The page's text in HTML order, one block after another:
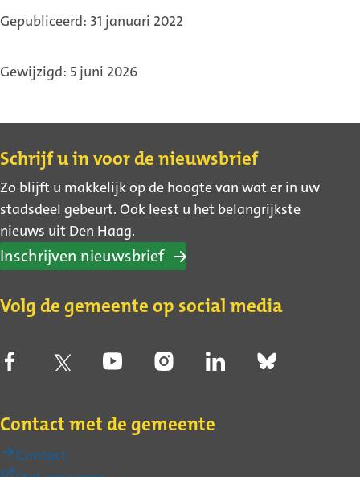
Gepubliceerd: 31 januari 2022
Gewijzigd: 5 juni 2026
Contact
Schrijf u in voor de nieuwsbrief
Zo blijft u makkelijk op de hoogte van wat er in uw
stadsdeel gebeurt. Ook leest u het belangrijkste
nieuws uit Den Haag.
Inschrijven nieuwsbrief
Volg de gemeente op social media
Contact met de gemeente
Contact